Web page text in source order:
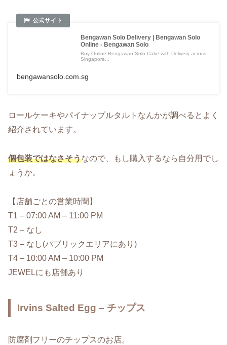
Bengawan Solo Delivery | Bengawan Solo
Online - Bengawan Solo
Buy Online Bengawan Solo Cake with Delivery across
Singapore...
bengawansolo.com.sg
ロールケーキやパイナップルタルトなんかが調べるとよく
紹介されています。
個包装ではなさそうなので、もし購入するなら自分用でし
ょうか。
【店舗ごとの営業時間】
T1 – 07:00 AM – 11:00 PM
T2 – なし
T3 – なし(パブリックエリアにあり)
T4 – 10:00 AM – 10:00 PM
JEWELにも店舗あり
Irvins Salted Egg – チップス
防腐剤フリーのチップスのお店。